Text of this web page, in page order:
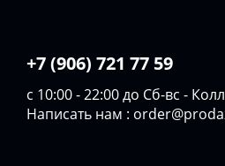
+7 (906) 721 77 59
с 10:00 - 22:00 до Сб-вс -
Написать нам :